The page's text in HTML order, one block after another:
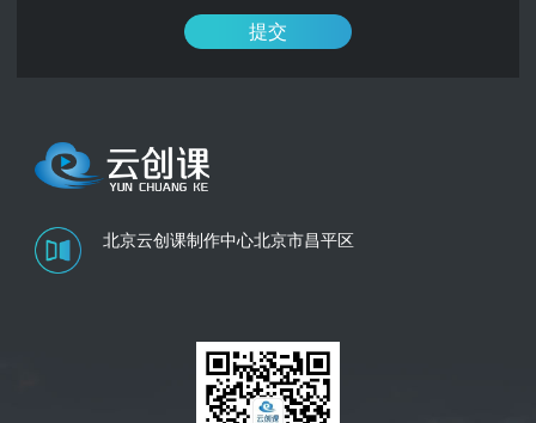
提交
北京云创课制作中心北京市昌平区